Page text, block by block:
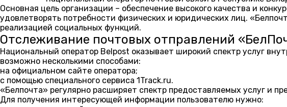
Основная цель организации – обеспечение высокого качества и
удовлетворять потребности физических и юридических лиц.
реализацией социальных функций.
Отслеживание почтовых отправлений
Национальный оператор Belpost оказывает широкий спектр услуг
возможно несколькими способами:
на официальном сайте оператора;
с помощью специального сервиса 1Track.ru.
«Белпочта» регулярно расширяет спектр предоставляемых услуг и
Для получения интересующей информации пользователю нужно: